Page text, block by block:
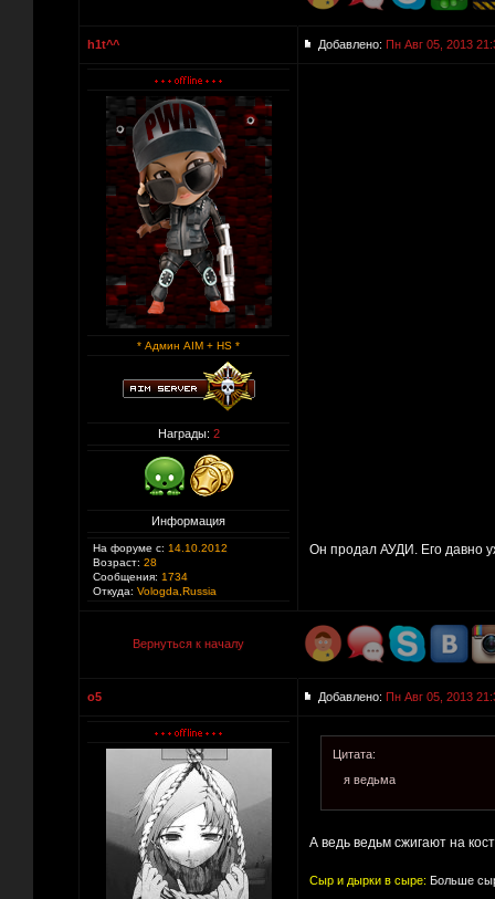
h1t^^ Добавлено: Пн Авг 05, 2013
* Админ AIM + HS *
Награды: 2
Информация
На форуме с: 14.10.2012
Возраст: 28
Сообщения: 1734
Откуда: Vologda,Russia
Он продал АУДИ. Его давно
Вернуться к началу
o5 Добавлено: Пн Авг 05, 2013
Цитата:
я ведьма
А ведь ведьм сжигают на
Сыр и дырки в сыре: Больше